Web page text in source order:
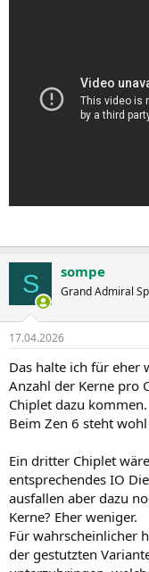
S sompe
Grand Admiral
17.04.2026
Das halte ich für eher
Anzahl der Kerne pro
Chiplet dazu kommen.
Beim Zen 6 steht
Ein dritter Chiplet
entsprechendes IO
ausfallen aber dazu
Kerne? Eher weniger.
Für wahrscheinlicher
der gestutzten